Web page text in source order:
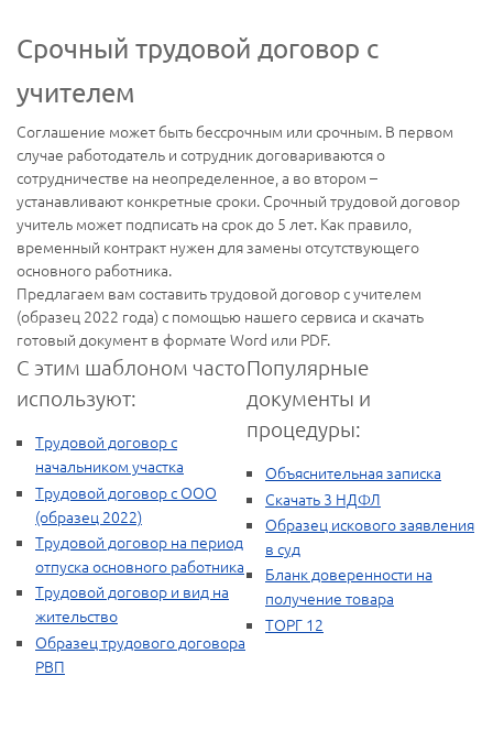
Срочный трудовой договор с
учителем
Соглашение может быть бессрочным или срочным. В первом
случае работодатель и сотрудник договариваются о
сотрудничестве на неопределенное, а во втором –
устанавливают конкретные сроки. Срочный трудовой договор
учитель может подписать на срок до 5 лет. Как правило,
временный контракт нужен для замены отсутствующего
основного работника.
Предлагаем вам составить трудовой договор с учителем
(образец 2022 года) с помощью нашего сервиса и скачать
готовый документ в формате Word или PDF.
С этим шаблоном часто
используют:
Трудовой договор с
начальником участка
Трудовой договор с ООО
(образец 2022)
Трудовой договор на период
отпуска основного работника
Трудовой договор и вид на
жительство
Образец трудового договора
РВП
Популярные
документы и
процедуры:
Объяснительная записка
Скачать 3 НДФЛ
Образец искового заявления
в суд
Бланк доверенности на
получение товара
ТОРГ 12